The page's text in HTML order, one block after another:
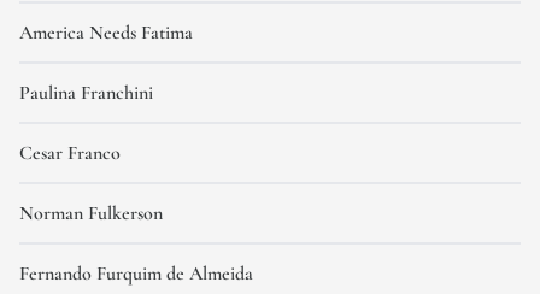
America Needs Fatima
Paulina Franchini
Cesar Franco
Norman Fulkerson
Fernando Furquim de Almeida